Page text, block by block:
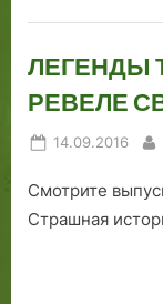
ЛЕГЕНДЫ
РЕВЕЛЕ
Posted
14.09.2016
Смотрите
Страшная